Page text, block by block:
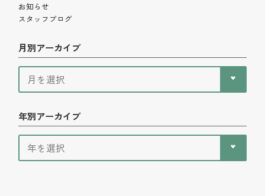
お知らせ
スタッフブログ
月別アーカイブ
年別アーカイブ